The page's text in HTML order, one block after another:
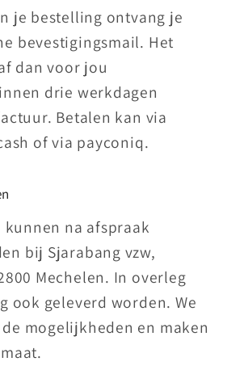
je bestelling ontvang je
bevestigingsmail. Het
dan voor jou
drie werkdagen
Betalen kan via
of via payconiq.
na afspraak
bij Sjarabang vzw,
Mechelen. In overleg
ook geleverd worden. We
mogelijkheden en maken